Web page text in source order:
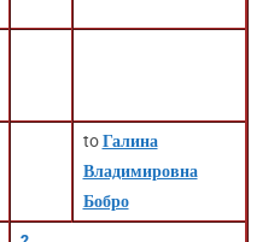
toГалина
Владимировна
Бобро